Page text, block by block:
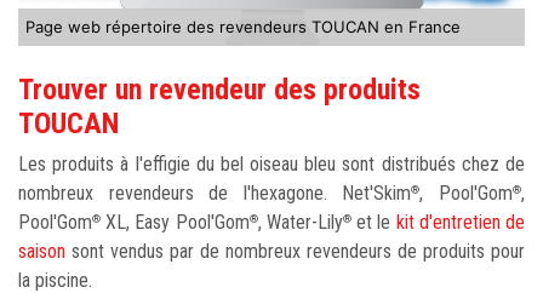
Page web répertoire des revendeurs TOUCAN en France
Trouver un revendeur des produits
TOUCAN
Les produits à l'effigie du bel oiseau bleu sont distribués chez de
nombreux revendeurs de l'hexagone. Net'Skim®, Pool'Gom®,
Pool'Gom® XL, Easy Pool'Gom®, Water-Lily®et le kit d'entretien de
saison sont vendus par de nombreux revendeurs de produits pour
la piscine.